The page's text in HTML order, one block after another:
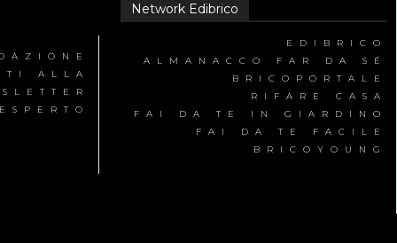
ALLA
Network Edibrico
EDIBRICO
ALMANACCO FAR DA SÉ
BRICOPORTALE
RIFARE CASA
FAI DA TE IN GIARDINO
FAI DA TE FACILE
BRICOYOUNG